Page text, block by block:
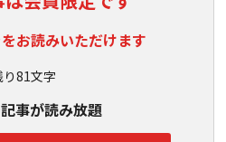
お読みいただけます
り81文字
事が読み放題